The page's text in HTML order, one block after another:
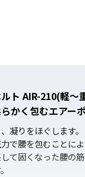
ト AIR-210(軽～
かく包むエアー
凝りをほぐします。
で腰を包むことに
て固くなった腰の